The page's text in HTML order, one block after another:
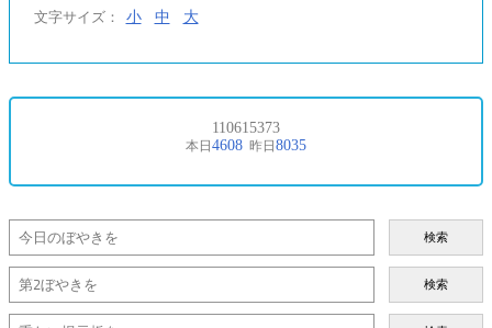
文字サイズ： 小 中 大
検索
検索